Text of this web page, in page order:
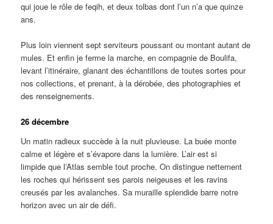
qui joue le rôle de feqih, et deux tolbas dont l’un n’a que quinze
ans.
Plus loin viennent sept serviteurs poussant ou montant autant de
mules. Et enfin je ferme la marche, en compagnie de Boulifa,
levant l’itinéraire, glanant des échantillons de toutes sortes pour
nos collections, et prenant, à la dérobée, des photographies et
des renseignements.
26 décembre
Un matin radieux succède à la nuit pluvieuse. La buée monte
calme et légère et s’évapore dans la lumière. L’air est si
limpide que l’Atlas semble tout proche. On distingue nettement
les roches qui hérissent ses parois neigeuses et les ravins
creusés par les avalanches. Sa muraille splendide barre notre
horizon avec un air de défi.